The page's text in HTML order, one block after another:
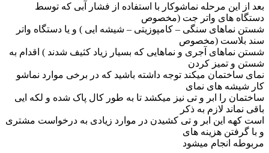
بعد از این مرحله نماشوکار با استفاده از فشار آبی که توسط
دستگاه های واتر جت (مخصوص
شستن نماهای سنگی – کامپوزیتی – شیشه ایی ) و یا دستگاه واتر
سند بلاست (مخصوص
شستن نماهای آجری و نماهایی که بسیار زیاد کثیف شدند ) اقدام به
شستن و تمیز کردن
نمای ساختمان میکند توجه داشته باشید که در برخی موارد نماشو
کار شیشه های نمای
ساختمان را ابر و تی نیز میکشد تا به طور کال پاک شده و لکه ایی
باقی نماند لازم به ذکر
است کهه این ابر و تی کشیدن در موارد زیادی به درخواست مشتری
و با گرفتن هزینه های
مربوطه انجام میشود